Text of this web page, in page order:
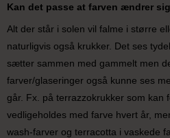
Kan det passe at farven ændrer
Alt der står i solen vil falme i større
naturligvis også krukker. Det ses
sætter sammen med gammelt men
farver/glaseringer også kunne ses
går. Fx. på terrazzokrukker som kan
vedligeholdes med farve hvert år,
wash-farver og terracotta i vaskede